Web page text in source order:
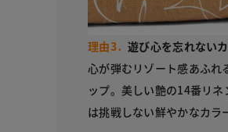
理由3．遊び心を忘れない
心が弾むリゾート感あふれ
ップ。美しい艶の14番リ
は挑戦しない鮮やかなカ